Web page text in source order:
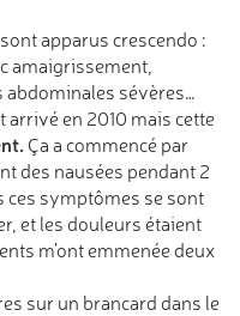
apparus crescendo :
amaigrissement,
sévères…
arrivé en 2010 mais cette
Ça a commencé par
des nausées pendant 2
ces symptômes se sont
et les douleurs étaient
m’ont emmenée deux
sur un brancard dans le